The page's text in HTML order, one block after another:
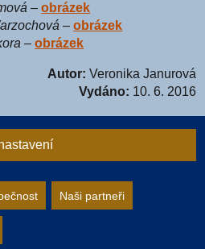
–obrázek
–obrázek
–obrázek
Autor: Veronika Janurová
Vydáno: 10. 6. 2016
webu
Naši partneři